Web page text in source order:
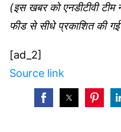
(इस खबर को एनडीटीवी टीम
फीड से सीधे प्रकाशित की
[ad_2]
Source link